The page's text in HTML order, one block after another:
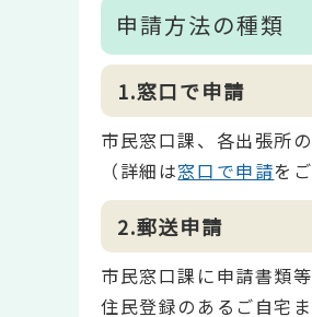
申請方法の種類
1.窓口で申請
市民窓口課、各出張所
（詳細は窓口で申請を
2.郵送申請
市民窓口課に申請書類
住民登録のあるご自宅